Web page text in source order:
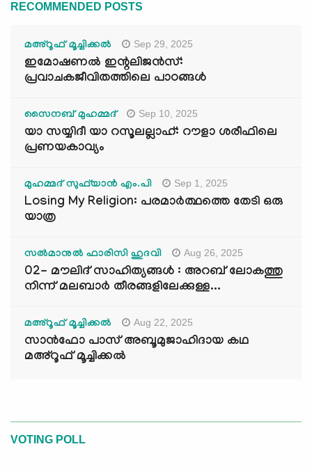
RECOMMENDED POSTS
മഅ്റൂഫ് മൂച്ചിക്കല്‍ Sep 29, 2025
ഇമോഷണൽ ഇന്റലിജൻസ്:
പ്രവാചകജീവിതത്തിലെ പാഠങ്ങൾ
സൈനബ് മുഹമ്മദ് Sep 10, 2025
യാ സയ്യിദീ യാ റസൂലല്ലാഹ്: റൗളാ ശരീഫിലെ
പ്രണയകാവ്യം
മുഹമ്മദ് സുഫ്‌യാൻ എം.പി Sep 1, 2025
Losing My Religion: പരമാർത്ഥത്തെ തേടി ഒരു
യാത്ര
സൽമാനുൽ ഫാരിസി ഹുദവി Aug 26, 2025
02- മൗലിദ് സാഹിത്യങ്ങൾ : അറബ് ലോകത്തു
നിന്ന് മലബാർ തീരങ്ങളിലേക്കുള്ള...
മഅ്റൂഫ് മൂച്ചിക്കല്‍ Aug 22, 2025
സാൻഫോ പാസ് അബൂമുജാഹിദായ കഥ
മഅ്റൂഫ് മൂച്ചിക്കല്‍
VOTING POLL